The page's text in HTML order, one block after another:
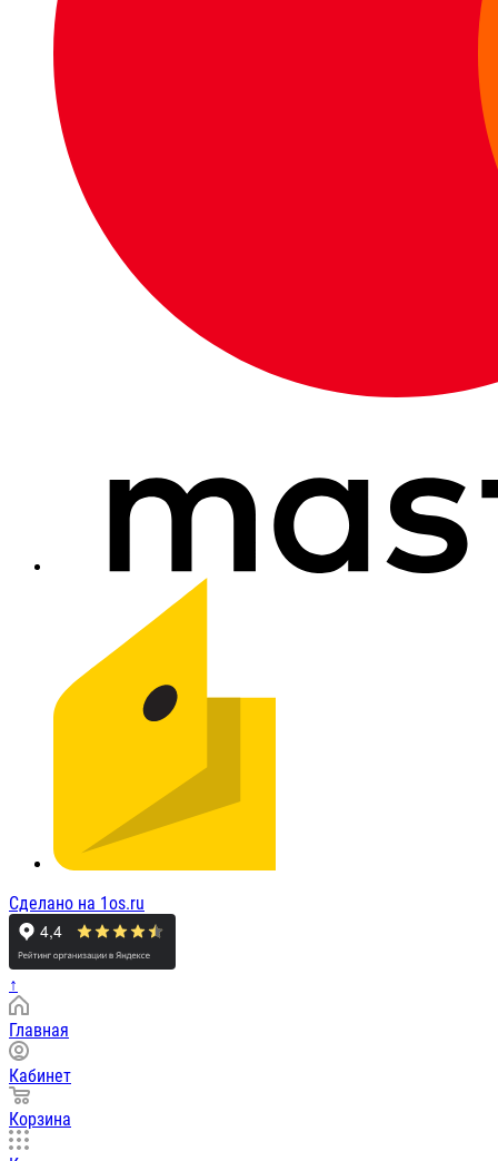
Сделано на 1os.ru
↑
Главная
Кабинет
Корзина